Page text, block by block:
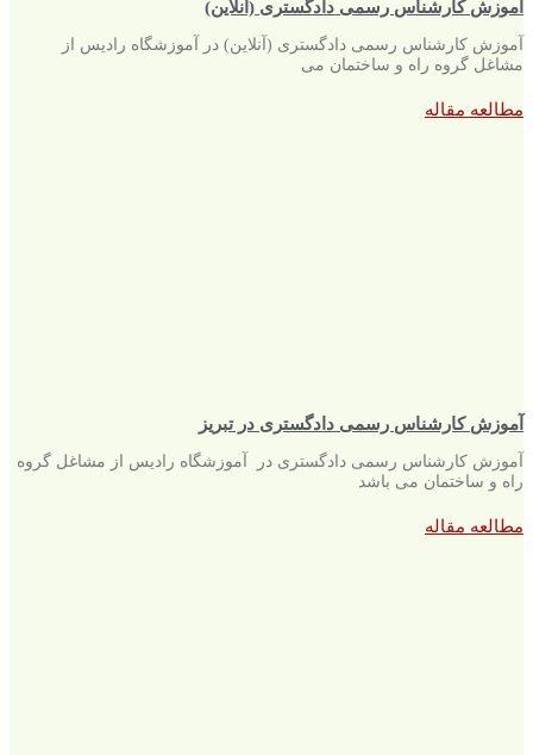
آموزش کارشناس رسمی دادگستری (آنلاین)
آموزش کارشناس رسمی دادگستری (آنلاین) در آموزشگاه رادیس از
مشاغل گروه راه و ساختمان می
مطالعه مقاله
آموزش کارشناس رسمی دادگستری در تبریز
آموزش کارشناس رسمی دادگستری در آموزشگاه رادیس از مشاغل گروه
راه و ساختمان می باشد
مطالعه مقاله